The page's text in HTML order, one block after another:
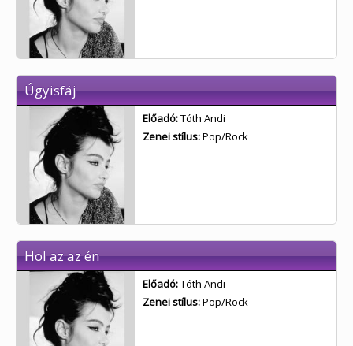
Úgyisfáj
Előadó:Tóth Andi
Zenei stílus:Pop/Rock
Hol az az én
Előadó:Tóth Andi
Zenei stílus:Pop/Rock